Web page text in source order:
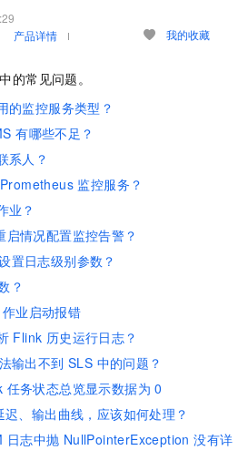
产品详情 我的收藏
的常见问题。
的监控服务类型？
有哪些不足？
系人？
监控服务？
业？
情况配置监控告警？
置日志级别参数？
？
业启动报错
Flink 历史运行日志？
输出不到 SLS 中的问题？
务状态总览显示数据为 0
、输出曲线，应该如何处理？
日志中抛 NullPointerException 没有详